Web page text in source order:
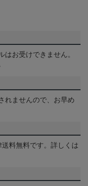
お受けできません。
れませんので、お早め
料無料です。詳しくは